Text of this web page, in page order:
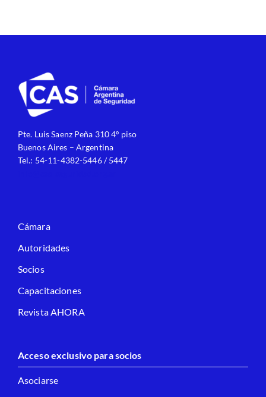
Pte. Luis Saenz Peña 310 4º piso
Buenos Aires – Argentina
Tel.: 54-11-4382-5446 / 5447
Cámara
Autoridades
Socios
Capacitaciones
Revista AHORA
Acceso exclusivo para socios
Asociarse